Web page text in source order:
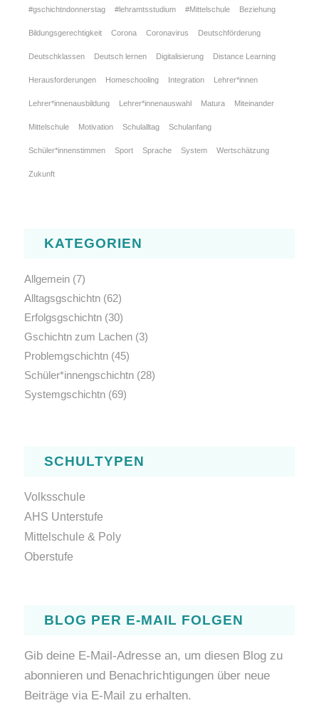
#gschichtndonnerstag #lehramtsstudium #Mittelschule Beziehung
Bildungsgerechtigkeit Corona Coronavirus Deutschförderung
Deutschklassen Deutsch lernen Digitalisierung Distance Learning
Herausforderungen Homeschooling Integration Lehrer*innen
Lehrer*innenausbildung Lehrer*innenauswahl Matura Miteinander
Mittelschule Motivation Schulalltag Schulanfang
Schüler*innenstimmen Sport Sprache System Wertschätzung
Zukunft
KATEGORIEN
Allgemein(7)
Alltagsgschichtn(62)
Erfolgsgschichtn(30)
Gschichtn zum Lachen(3)
Problemgschichtn(45)
Schüler*innengschichtn(28)
Systemgschichtn(69)
SCHULTYPEN
Volksschule
AHS Unterstufe
Mittelschule & Poly
Oberstufe
BLOG PER E-MAIL FOLGEN
Gib deine E-Mail-Adresse an, um diesen Blog zu
abonnieren und Benachrichtigungen über neue
Beiträge via E-Mail zu erhalten.